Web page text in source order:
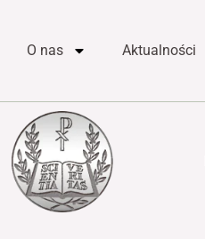
treściO nas Aktualności